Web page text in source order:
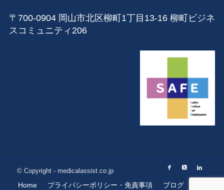
〒700-0904 岡山市北区柳町1丁目13‐16 柳町ビジネ
スコミュニティ206
© Copyright - medicalassist.co.jp
Home プライバシーポリシー・免責事項 ブログ